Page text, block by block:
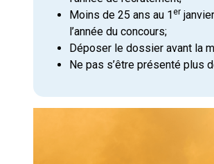
Moins de 25 ans au 1er
l’année du concours;
Déposer le dossier avant la
Ne pas s’être présenté plus